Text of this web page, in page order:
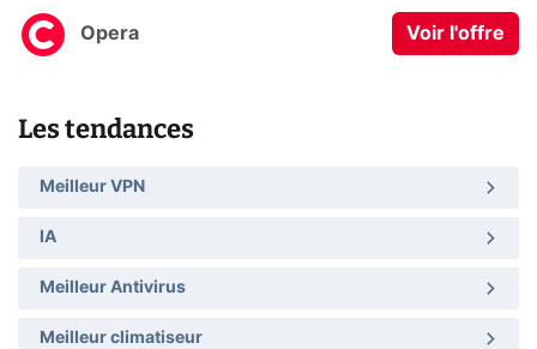
Opera Voir l'offre
Les tendances
Meilleur VPN
IA
Meilleur Antivirus
Meilleur climatiseur